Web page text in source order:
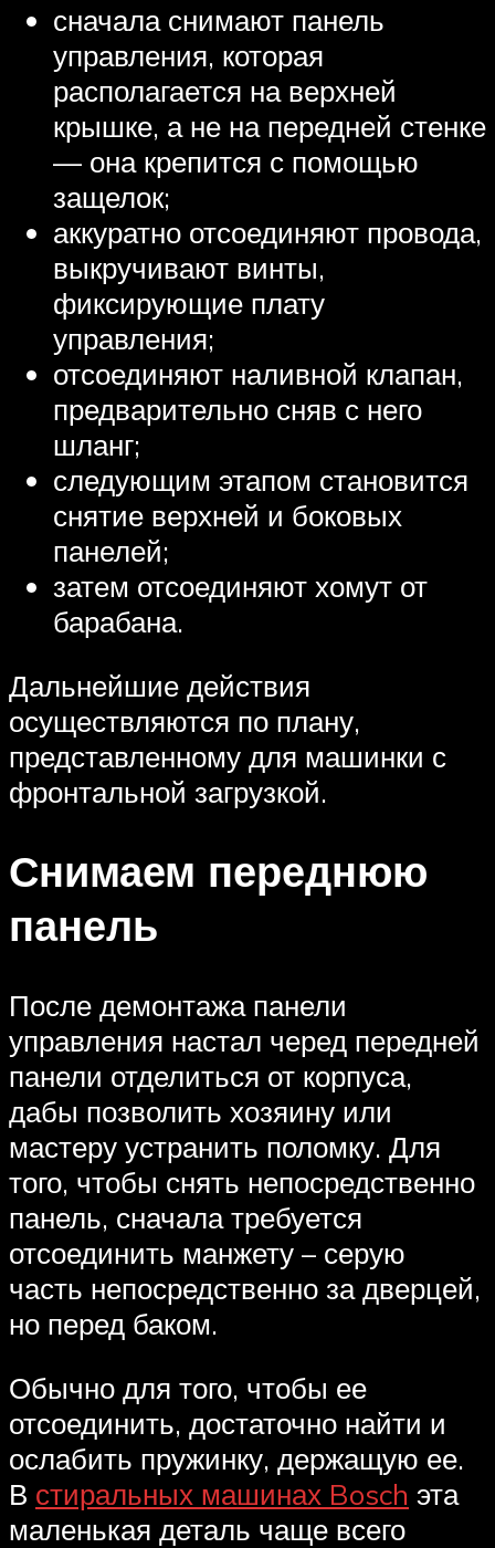
сначала снимают панель
управления, которая
располагается на верхней
крышке, а не на передней стенке
— она крепится с помощью
защелок;
аккуратно отсоединяют провода,
выкручивают винты,
фиксирующие плату
управления;
отсоединяют наливной клапан,
предварительно сняв с него
шланг;
следующим этапом становится
снятие верхней и боковых
панелей;
затем отсоединяют хомут от
барабана.
Дальнейшие действия
осуществляются по плану,
представленному для машинки с
фронтальной загрузкой.
Снимаем переднюю
панель
После демонтажа панели
управления настал черед передней
панели отделиться от корпуса,
дабы позволить хозяину или
мастеру устранить поломку. Для
того, чтобы снять непосредственно
панель, сначала требуется
отсоединить манжету – серую
часть непосредственно за дверцей,
но перед баком.
Обычно для того, чтобы ее
отсоединить, достаточно найти и
ослабить пружинку, держащую ее.
В стиральных машинах Bosch эта
маленькая деталь чаще всего